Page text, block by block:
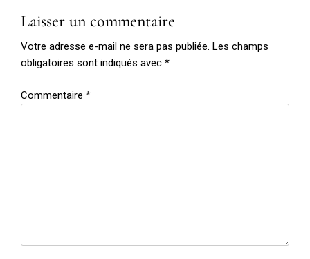
Laisser un commentaire
Votre adresse e-mail ne sera pas publiée. Les champs
obligatoires sont indiqués avec *
Commentaire *